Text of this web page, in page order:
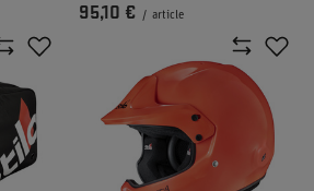
95,10 € / article